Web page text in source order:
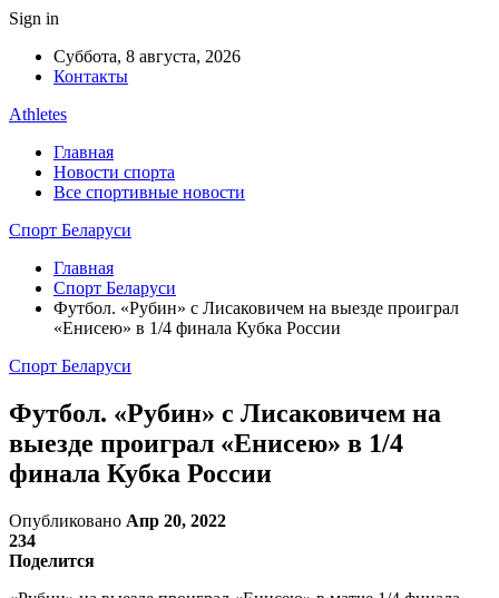
Sign in
Суббота, 8 августа, 2026
Контакты
Athletes
Главная
Новости спорта
Все спортивные новости
Спорт Беларуси
Главная
Спорт Беларуси
Футбол. «Рубин» с Лисаковичем на выезде проиграл
«Енисею» в 1/4 финала Кубка России
Спорт Беларуси
Футбол. «Рубин» с Лисаковичем на
выезде проиграл «Енисею» в 1/4
финала Кубка России
Опубликовано Апр 20, 2022
234
Поделится